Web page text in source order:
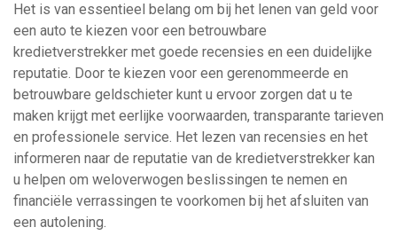
Het is van essentieel belang om bij het lenen van geld voor
een auto te kiezen voor een betrouwbare
kredietverstrekker met goede recensies en een duidelijke
reputatie. Door te kiezen voor een gerenommeerde en
betrouwbare geldschieter kunt u ervoor zorgen dat u te
maken krijgt met eerlijke voorwaarden, transparante tarieven
en professionele service. Het lezen van recensies en het
informeren naar de reputatie van de kredietverstrekker kan
u helpen om weloverwogen beslissingen te nemen en
financiële verrassingen te voorkomen bij het afsluiten van
een autolening.